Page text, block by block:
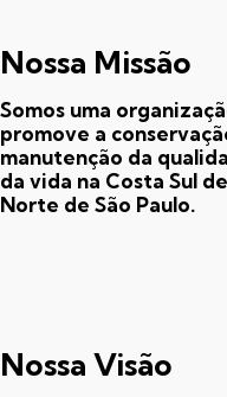
Nossa Missão
Somos uma
promove a
manutenção da
da vida na Costa Sul
Norte de São Paulo.
Nossa Visão